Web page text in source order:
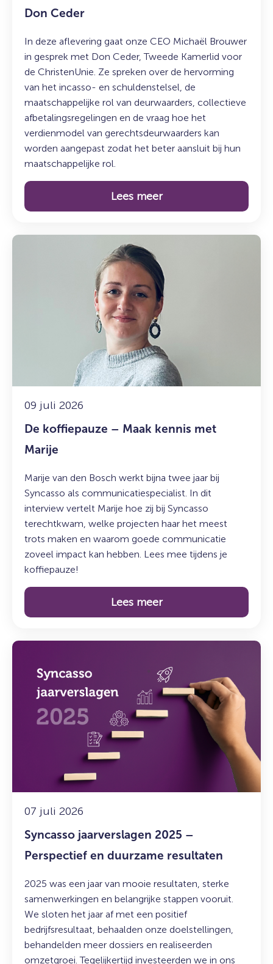
Don Ceder
In deze aflevering gaat onze CEO Michaël Brouwer
in gesprek met Don Ceder, Tweede Kamerlid voor
de ChristenUnie. Ze spreken over de hervorming
van het incasso- en schuldenstelsel, de
maatschappelijke rol van deurwaarders, collectieve
afbetalingsregelingen en de vraag hoe het
verdienmodel van gerechtsdeurwaarders kan
worden aangepast zodat het beter aansluit bij hun
maatschappelijke rol.
Lees meer
09 juli 2026
De koffiepauze – Maak kennis met
Marije
Marije van den Bosch werkt bijna twee jaar bij
Syncasso als communicatiespecialist. In dit
interview vertelt Marije hoe zij bij Syncasso
terechtkwam, welke projecten haar het meest
trots maken en waarom goede communicatie
zoveel impact kan hebben. Lees mee tijdens je
koffiepauze!
Lees meer
Lees
07 juli 2026
Syncasso jaarverslagen 2025 –
Perspectief en duurzame resultaten
2025 was een jaar van mooie resultaten, sterke
samenwerkingen en belangrijke stappen vooruit.
We sloten het jaar af met een positief
bedrijfsresultaat, behaalden onze doelstellingen,
behandelden meer dossiers en realiseerden
omzetgroei. Tegelijkertijd investeerden we in ons
Lees
Syncasso
jaarverslagen
resultaten